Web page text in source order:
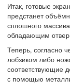
Итак, готовые
предстанет
сплошного
обладающим
Теперь, согласно
лобзиком либо
соответствующие
с помощью